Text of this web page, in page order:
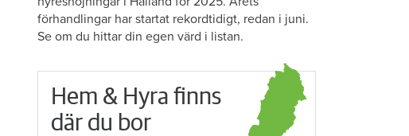
förhandlingar har startat rekordtidigt, redan i juni.
Se om du hittar din egen värd i listan.
Hem & Hyra finns
där du bor